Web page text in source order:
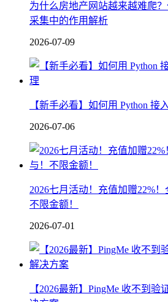
为什么房地产网站越来越难爬
采集中的作用解析
2026-07-09
【新手必看】如何用 Python 接
2026-07-06
2026七月活动！充值加赠22%！
不限金额！
2026-07-01
【2026最新】PingMe 收不到